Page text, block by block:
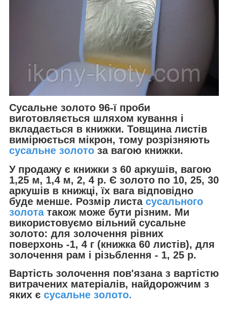
Сусальне золото 96-ї проби
виготовляється шляхом кування і
вкладається в книжки. Товщина листів
вимірюється мікрон, тому розрізняють
сусальне золото за вагою книжки.
У продажу є книжки з 60 аркушів, вагою
1,25 м, 1,4 м, 2, 4 р. Є золото по 10, 25, 30
аркушів в книжці, їх вага відповідно
буде менше. Розмір листа сусального
золота також може бути різним. Ми
використовуємо вільний сусальне
золото: для золочення рівних
поверхонь -1, 4 г (книжка 60 листів), для
золочення рам і різьблення - 1, 25 р.
Вартість золочення пов'язана з вартістю
витрачених матеріалів, найдорожчим з
яких є сусальне золото.